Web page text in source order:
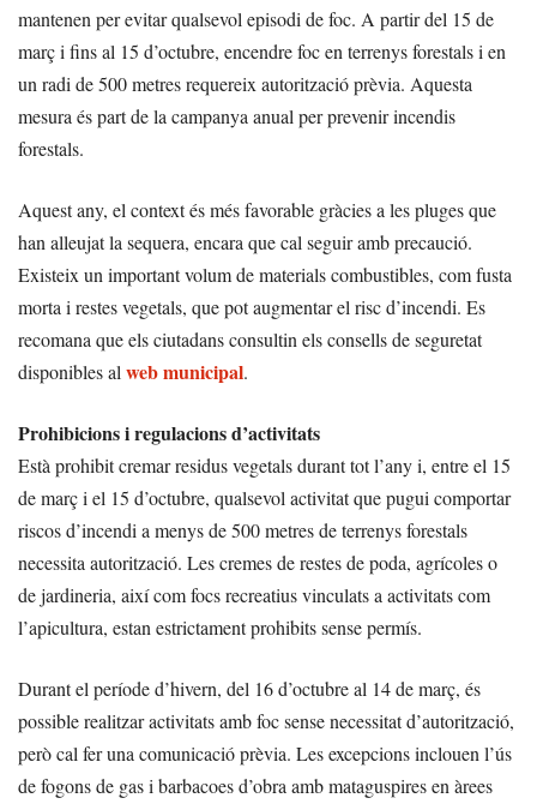
mantenen per evitar qualsevol episodi de foc. A partir del 15 de
març i fins al 15 d’octubre, encendre foc en terrenys forestals i en
un radi de 500 metres requereix autorització prèvia. Aquesta
mesura és part de la campanya anual per prevenir incendis
forestals.
Aquest any, el context és més favorable gràcies a les pluges que
han alleujat la sequera, encara que cal seguir amb precaució.
Existeix un important volum de materials combustibles, com fusta
morta i restes vegetals, que pot augmentar el risc d’incendi. Es
recomana que els ciutadans consultin els consells de seguretat
disponibles al web municipal.
Prohibicions i regulacions d’activitats
Està prohibit cremar residus vegetals durant tot l’any i, entre el 15
de març i el 15 d’octubre, qualsevol activitat que pugui comportar
riscos d’incendi a menys de 500 metres de terrenys forestals
necessita autorització. Les cremes de restes de poda, agrícoles o
de jardineria, així com focs recreatius vinculats a activitats com
l’apicultura, estan estrictament prohibits sense permís.
Durant el període d’hivern, del 16 d’octubre al 14 de març, és
possible realitzar activitats amb foc sense necessitat d’autorització,
però cal fer una comunicació prèvia. Les excepcions inclouen l’ús
de fogons de gas i barbacoes d’obra amb mataguspires en àrees